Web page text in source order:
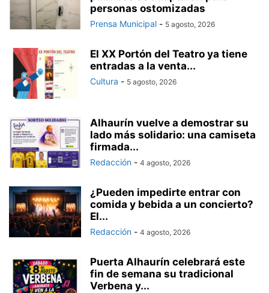
personas ostomizadas
Prensa Municipal - 5 agosto, 2026
El XX Portón del Teatro ya tiene
entradas a la venta...
Cultura - 5 agosto, 2026
Alhaurín vuelve a demostrar su
lado más solidario: una camiseta
firmada...
Redacción - 4 agosto, 2026
¿Pueden impedirte entrar con
comida y bebida a un concierto?
El...
Redacción - 4 agosto, 2026
Puerta Alhaurín celebrará este
fin de semana su tradicional
Verbena y...